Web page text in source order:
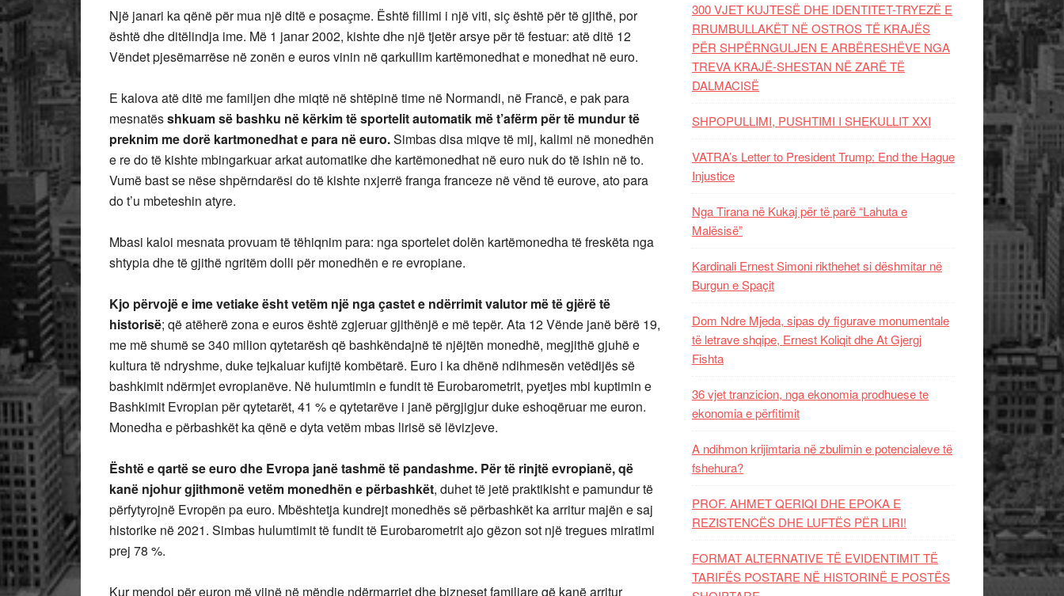
Një janari ka qënë për mua një ditë e posaçme. Është fillimi i një viti, siç është për të gjithë, por
është dhe ditëlindja ime. Më 1 janar 2002, kishte dhe një tjetër arsye për të festuar: atë ditë 12
Vëndet pjesëmarrëse në zonën e euros vinin në qarkullim kartëmonedhat e monedhat në euro.
E kalova atë ditë me familjen dhe miqtë në shtëpinë time në Normandi, në Francë, e pak para
mesnatësshkuam së bashku në kërkim të sportelit automatik më t’afërm për të mundur të
preknim me dorë kartmonedhat e para në euro.Simbas disa miqve të mij, kalimi në monedhën
e re do të kishte mbingarkuar arkat automatike dhe kartëmonedhat në euro nuk do të ishin në to.
Vumë bast se nëse shpërndarësi do të kishte nxjerrë franga franceze në vënd të eurove, ato para
do t’u mbeteshin atyre.
Mbasi kaloi mesnata provuam të tëhiqnim para: nga sportelet dolën kartëmonedha të freskëta nga
shtypia dhe të gjithë ngritëm dolli për monedhën e re evropiane.
Kjo përvojë e ime vetiake ësht vetëm një nga çastet e ndërrimit valutor më të gjërë të
historisë; që atëherë zona e euros është zgjeruar gjithënjë e më tepër. Ata 12 Vënde janë bërë 19,
me më shumë se 340 milion qytetarësh që bashkëndajnë të njëjtën monedhë, megjithë gjuhë e
kultura të ndryshme, duke tejkaluar kufijtë kombëtarë. Euro i ka dhënë ndihmesën vetëdijës së
bashkimit ndërmjet evropianëve. Në hulumtimin e fundit të Eurobarometrit, pyetjes mbi kuptimin e
Bashkimit Evropian për qytetarët, 41 % e qytetarëve i janë përgjigjur duke eshoqëruar me euron.
Monedha e përbashkët ka qënë e dyta vetëm mbas lirisë së lëvizjeve.
Është e qartë se euro dhe Evropa janë tashmë të pandashme. Për të rinjtë evropianë, që
kanë njohur gjithmonë vetëm monedhën e përbashkët, duhet të jetë praktikisht e pamundur të
përfytyrojnë Evropën pa euro. Mbështetja kundrejt monedhës së përbashkët ka arritur majën e saj
historike në 2021. Simbas hulumtimit të fundit të Eurobarometrit ajo gëzon sot një tregues miratimi
prej 78 %.
Kur mendoj për euron më vijnë në mëndje ndërmarrjet dhe bizneset familjare që kanë arritur
300 VJET KUJTESË DHE IDENTITET-TRYEZË E
RRUMBULLAKËT NË OSTROS TË KRAJËS
PËR SHPËRNGULJEN E ARBËRESHËVE NGA
TREVA KRAJË-SHESTAN NË ZARË TË
DALMACISË
SHPOPULLIMI, PUSHTIMI I SHEKULLIT XXI
VATRA’s Letter to President Trump: End the Hague
Injustice
Nga Tirana në Kukaj për të parë “Lahuta e
Malësisë”
Kardinali Ernest Simoni rikthehet si dëshmitar në
Burgun e Spaçit
Dom Ndre Mjeda, sipas dy figurave monumentale
të letrave shqipe, Ernest Koliqit dhe At Gjergj
Fishta
36 vjet tranzicion, nga ekonomia prodhuese te
ekonomia e përfitimit
A ndihmon krijimtaria në zbulimin e potencialeve të
fshehura?
PROF. AHMET QERIQI DHE EPOKA E
REZISTENCЁS DHE LUFTЁS PЁR LIRI!
FORMAT ALTERNATIVE TË EVIDENTIMIT TË
TARIFËS POSTARE NË HISTORINË E POSTËS